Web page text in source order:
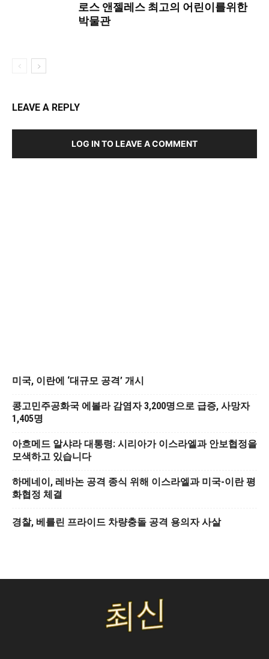
로스 앤젤레스 최고의 어린이를위한
박물관
LEAVE A REPLY
LOG IN TO LEAVE A COMMENT
미국, 이란에 ‘대규모 공격’ 개시
콩고민주공화국 에볼라 감염자 3,200명으로 급증, 사망자
1,405명
아흐메드 알샤라 대통령: 시리아가 이스라엘과 안보협정을
모색하고 있습니다
하메네이, 레바논 공격 종식 위해 이스라엘과 미국-이란 평
화협정 체결
경찰, 베를린 프라이드 차량충돌 공격 용의자 사살